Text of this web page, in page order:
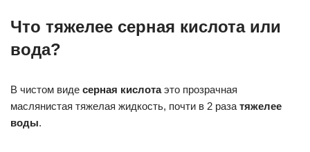
Что тяжелее серная кислота или
вода?
В чистом виде серная кислотаэто прозрачная
маслянистая тяжелая жидкость, почти в 2 раза тяжелее
воды.